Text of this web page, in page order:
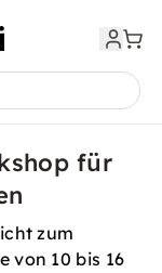
für
zum
von 10 bis 16